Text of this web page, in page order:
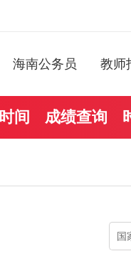
海南公务员 教师
间 成绩查询